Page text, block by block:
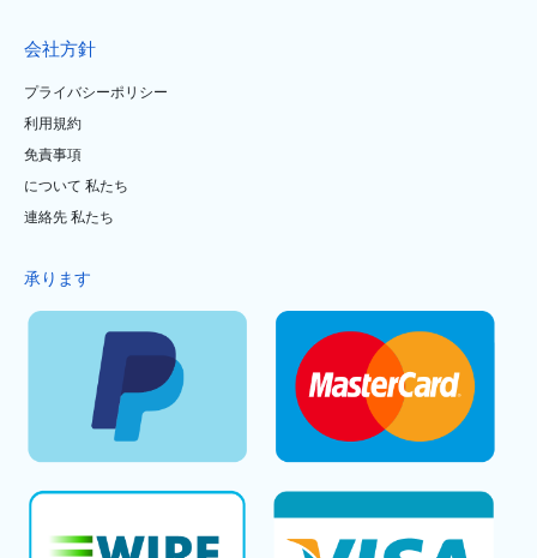
会社方針
プライバシーポリシー
利用規約
免責事項
について 私たち
連絡先 私たち
承ります